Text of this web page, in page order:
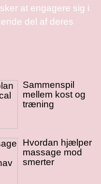
at engagere sig i
del af deres
Sammenspil
mellem kost og
træning
Hvordan hjælper
massage mod
smerter